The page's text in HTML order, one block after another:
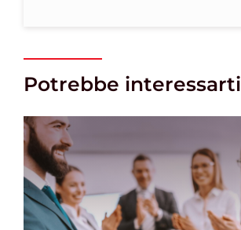
Potrebbe interessarti